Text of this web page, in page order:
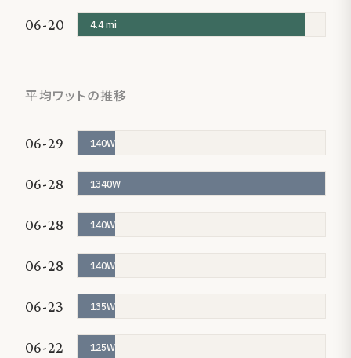
06-20 4.4 mi
平均ワットの推移
06-29 140W
06-28 1340W
06-28 140W
06-28 140W
06-23 135W
06-22 125W